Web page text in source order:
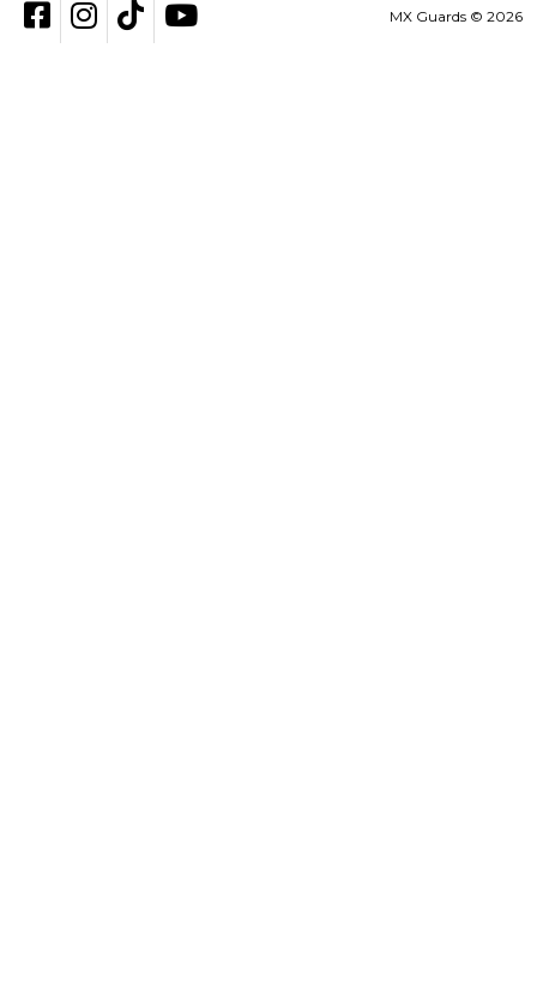
Kövess be Facebookon
Kövess be Instagramon
Kövess be TikTokon
YouTube MX Guards © 2026